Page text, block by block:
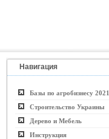
Навигация
Базы по агробизнесу 2021
Строительство Украины
Дерево и Мебель
Инструкция